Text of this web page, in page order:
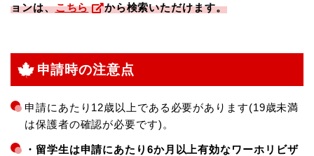
ョンは、こちら から検索いただけます。
申請時の注意点
申請にあたり12歳以上である必要があります(19歳未満
は保護者の確認が必要です)。
・留学生は申請にあたり6か月以上有効なワーホリビザ